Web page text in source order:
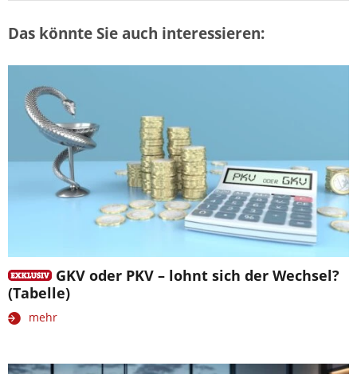
Das könnte Sie auch interessieren:
GKV oder PKV – lohnt sich der Wechsel?
(Tabelle)
mehr